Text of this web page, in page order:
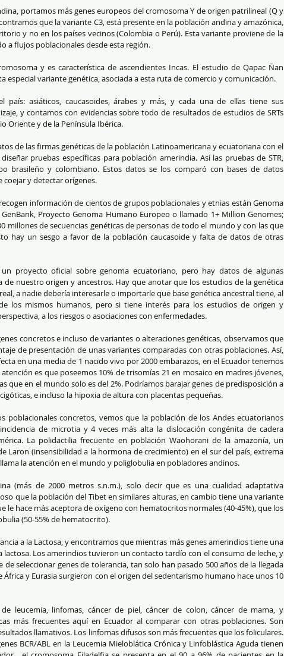
portamos más genes europeos del cromosoma Y de origen patrilineal (Q y
que la variante C3, está presente en la población andina y amazónica,
y no en los países vecinos (Colombia o Perú). Esta variante proviene de la
a flujos poblacionales desde esta región.
y es característica de ascendientes Incas. El estudio de Qapac Ñan
especial variante genética, asociada a esta ruta de comercio y comunicación.
país: asiáticos, caucasoides, árabes y más, y cada una de ellas tiene sus
y contamos con evidencias sobre todo de resultados de estudios de SRTs
Oriente y de la Península Ibérica.
de las firmas genéticas de la población Latinoamericana y ecuatoriana con el
pruebas específicas para población amerindia. Así las pruebas de STR,
brasileño y colombiano. Estos datos se los comparó con bases de datos
coejar y detectar orígenes.
información de cientos de grupos poblacionales y etnias están Genoma
Proyecto Genoma Humano Europeo o llamado 1+ Million Genomes;
millones de secuencias genéticas de personas de todo el mundo y con las que
hay un sesgo a favor de la población caucasoide y falta de datos de otras
proyecto oficial sobre genoma ecuatoriano, pero hay datos de algunas
de nuestro origen y ancestros. Hay que anotar que los estudios de la genética
a nadie debería interesarle o importarle que base genética ancestral tiene, al
los mismos humanos, pero si tiene interés para los estudios de origen y
a los riesgos o asociaciones con enfermedades.
concretos e incluso de variantes o alteraciones genéticas, observamos que
de presentación de unas variantes comparadas con otras poblaciones. Así,
en una media de 1 nacido vivo por 2000 embarazos, en el Ecuador tenemos
es que poseemos 10% de trisomías 21 en mosaico en madres jóvenes,
que en el mundo solo es del 2%. Podríamos barajar genes de predisposición a
e incluso la hipoxia de altura con placentas pequeñas.
poblacionales concretos, vemos que la población de los Andes ecuatorianos
de microtia y 4 veces más alta la dislocación congénita de cadera
La polidactilia frecuente en población Waohorani de la amazonía, un
Laron (insensibilidad a la hormona de crecimiento) en el sur del país, extrema
la atención en el mundo y poliglobulia en pobladores andinos.
(más de 2000 metros s.n.m.), solo decir que es una cualidad adaptativa
que la población del Tibet en similares alturas, en cambio tiene una variante
le hace más aceptora de oxígeno con hematocritos normales (40-45%), que los
(50-55% de hematocrito).
a la Lactosa, y encontramos que mientras más genes amerindios tiene una
lactosa. Los amerindios tuvieron un contacto tardío con el consumo de leche, y
seleccionar genes de tolerancia, tan solo han pasado 500 años de la llegada
África y Eurasia surgieron con el origen del sedentarismo humano hace unos 10
leucemia, linfomas, cáncer de piel, cáncer de colon, cáncer de mama, y
más frecuentes aquí en Ecuador al comparar con otras poblaciones. Son
llamativos. Los linfomas difusos son más frecuentes que los foliculares.
BCR/ABL en la Leucemia Mieloblática Crónica y Linfoblástica Aguda tienen